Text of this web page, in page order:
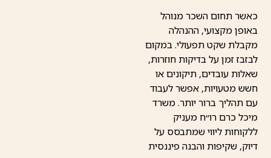
כאשר תחום השכר מנוהל
באופן מקצועי, ההנהלה
מקבלת שקט תפעולי. במקום
לבזבז זמן על בדיקות חוזרות,
שאלות עובדים, תיקונים או
חשש מטעויות, אפשר לעבוד
עם תהליך ברור יותר. משרד
מיכל כרם רו״ח מעניק
ללקוחות ליווי שמתבסס על
דיוק, שקיפות והבנה פיננסית